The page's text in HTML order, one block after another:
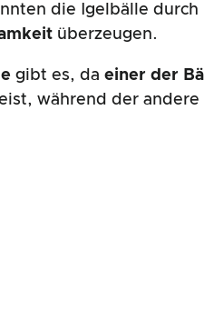
die Igelbälle durch
überzeugen.
gibt es, da einer der
während der